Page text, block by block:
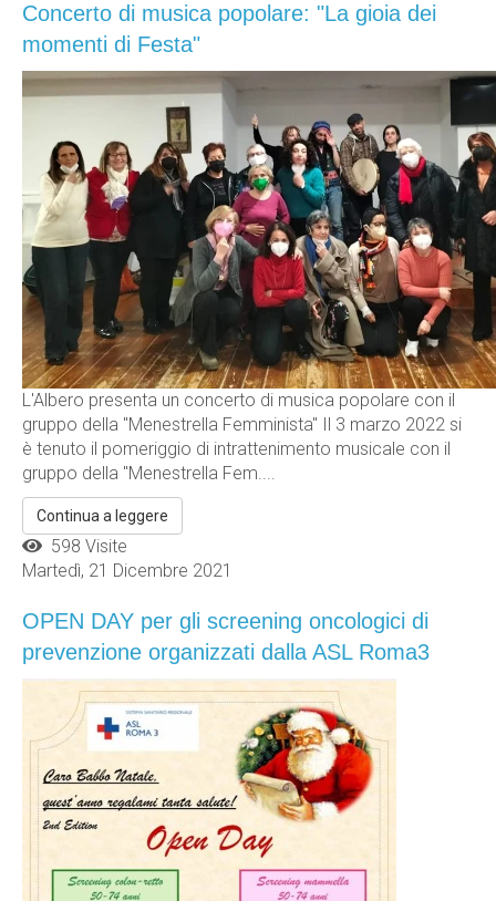
Concerto di musica popolare: "La gioia dei
momenti di Festa"
L'Albero presenta un concerto di musica popolare con il
gruppo della "Menestrella Femminista" Il 3 marzo 2022 si
è tenuto il pomeriggio di intrattenimento musicale con il
gruppo della "Menestrella Fem....
Continua a leggere
598 Visite
Martedì, 21 Dicembre 2021
OPEN DAY per gli screening oncologici di
prevenzione organizzati dalla ASL Roma3